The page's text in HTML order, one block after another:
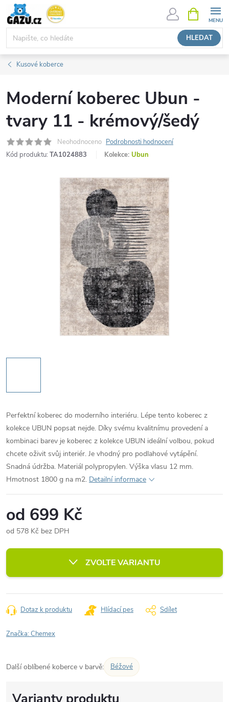
Přejít
obsah
HLEDAT
NÁKUPNÍ
KOŠÍK
Kusové koberce
Moderní koberec Ubun -
tvary 11 - krémový/šedý
Neohodnoceno Podrobnosti hodnocení
Kód produktu: TA1024883 Kolekce: Ubun
Perfektní koberec do moderního interiéru. Lépe tento koberec z
kolekce UBUN popsat nejde. Díky svému kvalitnímu provedení a
kombinaci barev je koberec z kolekce UBUN ideální volbou, pokud
chcete oživit svůj interiér. Je vhodný pro podlahové vytápění.
Snadná údržba. Materiál polypropylen. Výška vlasu 12 mm.
Hmotnost 1800 g na m2. Detailní informace
od 699 Kč
od 578 Kč bez DPH
cena:
ZVOLTE VARIANTU
Dotaz k produktu Hlídací pes Sdílet
Značka:Chemex
Další oblíbené koberce v barvě: Béžové